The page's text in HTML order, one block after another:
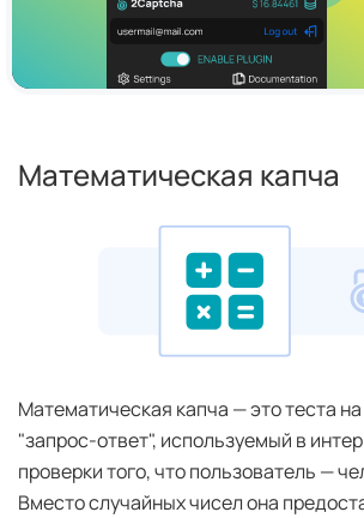
Математическая капча
Математическая капча — это теста
"запрос-ответ", используемый в
проверки того, что пользователь —
Вместо случайных чисел она